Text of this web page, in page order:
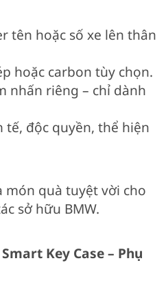
tên hoặc số xe lên thân
hoặc carbon tùy chọn.
nhấn riêng – chỉ dành
tế, độc quyền, thể hiện
quà tuyệt vời cho
sở hữu BMW.
Key Case – Phụ